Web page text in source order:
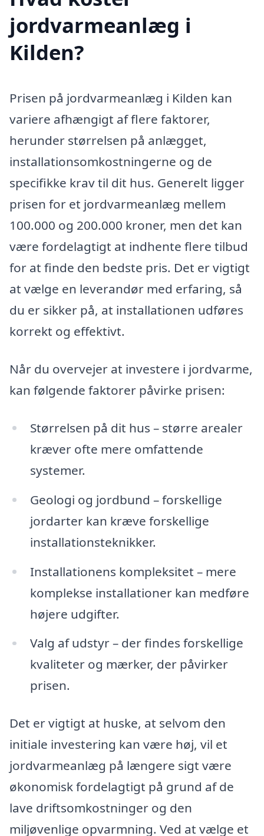
jordvarmeanlæg i
Kilden?
Prisen på jordvarmeanlæg i Kilden kan
variere afhængigt af flere faktorer,
herunder størrelsen på anlægget,
installationsomkostningerne og de
specifikke krav til dit hus. Generelt ligger
prisen for et jordvarmeanlæg mellem
100.000 og 200.000 kroner, men det kan
være fordelagtigt at indhente flere tilbud
for at finde den bedste pris. Det er vigtigt
at vælge en leverandør med erfaring, så
du er sikker på, at installationen udføres
korrekt og effektivt.
Når du overvejer at investere i jordvarme,
kan følgende faktorer påvirke prisen:
Størrelsen på dit hus – større arealer
kræver ofte mere omfattende
systemer.
Geologi og jordbund – forskellige
jordarter kan kræve forskellige
installationsteknikker.
Installationens kompleksitet – mere
komplekse installationer kan medføre
højere udgifter.
Valg af udstyr – der findes forskellige
kvaliteter og mærker, der påvirker
prisen.
Det er vigtigt at huske, at selvom den
initiale investering kan være høj, vil et
jordvarmeanlæg på længere sigt være
økonomisk fordelagtigt på grund af de
lave driftsomkostninger og den
miljøvenlige opvarmning. Ved at vælge et